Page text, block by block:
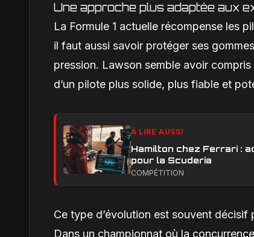
Une approche plus adaptée aux
La Formule 1 actuelle récompense les
il faut aussi savoir protéger ses
pression. Lawson semble avoir
d’un pilote plus solide, plus fiable et
À LIRE AUSSI
Hamilton chez Ferrari :
pour la Scuderia
COMPÉTITION
Ce type d’évolution est souvent décisif
Dans un championnat où la